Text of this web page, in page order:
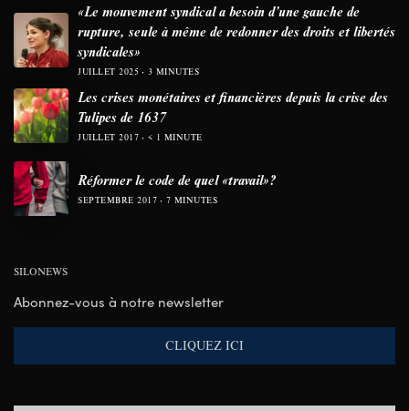
«Le mouvement syndical a besoin d’une gauche de
rupture, seule à même de redonner des droits et libertés
syndicales»
JUILLET 2025 3 MINUTES
Les crises monétaires et financières depuis la crise des
Tulipes de 1637
JUILLET 2017 < 1 MINUTE
Réformer le code de quel «travail»?
SEPTEMBRE 2017 7 MINUTES
SILONEWS
Abonnez-vous à notre newsletter
CLIQUEZ ICI